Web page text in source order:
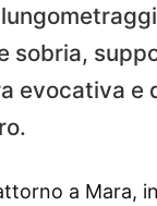
sobria,
evocativa e
a Mara,